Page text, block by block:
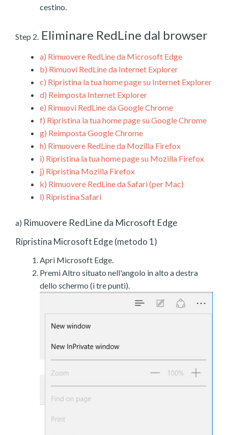
cestino.
Step 2. Eliminare RedLine dal browser
a) Rimuovere RedLine da Microsoft Edge
b) Rimuovi RedLine da Internet Explorer
c) Ripristina la tua home page su Internet Explorer
d) Reimposta Internet Explorer
e) Rimuovi RedLine da Google Chrome
f) Ripristina la tua home page su Google Chrome
g) Reimposta Google Chrome
h) Rimuovere RedLine da Mozilla Firefox
i) Ripristina la tua home page su Mozilla Firefox
j) Ripristina Mozilla Firefox
k) Rimuovere RedLine da Safari (per Mac)
l) Ripristina Safari
a) Rimuovere RedLine da Microsoft Edge
Ripristina Microsoft Edge (metodo 1)
Apri Microsoft Edge.
Premi Altro situato nell'angolo in alto a destra
dello schermo (i tre punti).